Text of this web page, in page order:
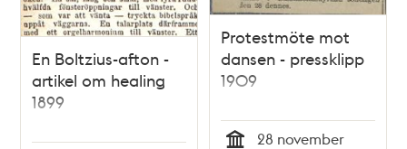
En Boltzius-afton -
artikel om healing
1899
Protestmöte mot
dansen - pressklipp
1909
28 november